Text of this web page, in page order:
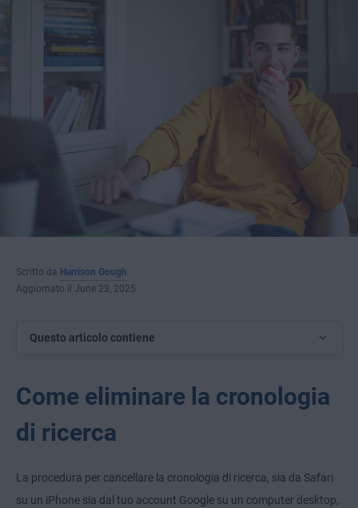
Scritto da Harrison Gough
Aggiornato il June 23, 2025
Questo articolo contiene
Come eliminare la cronologia
di ricerca
La procedura per cancellare la cronologia di ricerca, sia da Safari
su un iPhone sia dal tuo account Google su un computer desktop,